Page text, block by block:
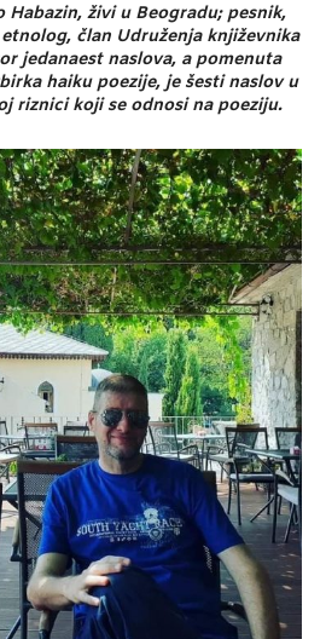
Habazin, živi u Beogradu; pesnik,
član Udruženja književnika
jedanaest naslova, a pomenuta
haiku poezije, je šesti naslov u
riznici koji se odnosi na poeziju.